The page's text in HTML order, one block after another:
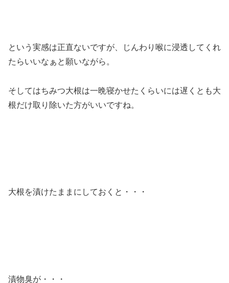
という実感は正直ないですが、じんわり喉に浸透してくれ
たらいいなぁと願いながら。
そしてはちみつ大根は一晩寝かせたくらいには遅くとも大
根だけ取り除いた方がいいですね。
大根を漬けたままにしておくと・・・
漬物臭が・・・